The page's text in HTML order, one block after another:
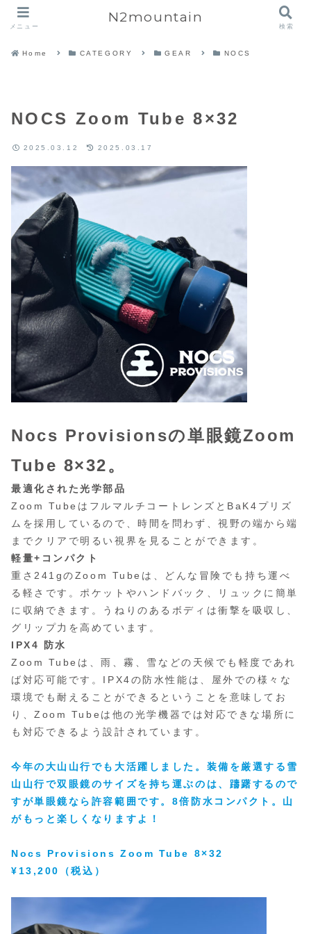
Home CATEGORY GEAR NOCS
NOCS Zoom Tube 8×32
2025.03.12 2025.03.17
Nocs Provisionsの単眼鏡Zoom
Tube 8×32。
最適化された光学部品
Zoom TubeはフルマルチコートレンズとBaK4プリズ
ムを採用しているので、時間を問わず、視野の端から端
までクリアで明るい視界を見ることができます。
軽量+コンパクト
重さ241gのZoom Tubeは、どんな冒険でも持ち運べ
る軽さです。ポケットやハンドバック、リュックに簡単
に収納できます。うねりのあるボディは衝撃を吸収し、
グリップ力を高めています。
IPX4 防水
Zoom Tubeは、雨、霧、雪などの天候でも軽度であれ
ば対応可能です。IPX4の防水性能は、屋外での様々な
環境でも耐えることができるということを意味してお
り、Zoom Tubeは他の光学機器では対応できな場所に
も対応できるよう設計されています。
今年の大山山行でも大活躍しました。装備を厳選する雪
山山行で双眼鏡のサイズを持ち運ぶのは、躊躇するので
すが単眼鏡なら許容範囲です。8倍防水コンパクト。山
がもっと楽しくなりますよ！
Nocs Provisions Zoom Tube 8×32
¥13,200（税込）
メニュー
N2mountain
検索